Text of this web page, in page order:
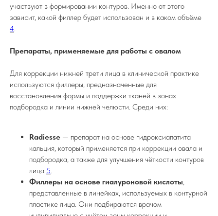
участвуют в формировании контуров. Именно от этого
зависит, какой филлер будет использован и в каком объёме
4.
Препараты, применяемые для работы с овалом
Для коррекции нижней трети лица в клинической практике
используются филлеры, предназначенные для
восстановления формы и поддержки тканей в зонах
подбородка и линии нижней челюсти. Среди них:
Radiesse — препарат на основе гидроксиапатита
кальция, который применяется при коррекции овала и
подбородка, а также для улучшения чёткости контуров
лица 5.
Филлеры на основе гиалуроновой кислоты,
представленные в линейках, используемых в контурной
пластике лица. Они подбираются врачом